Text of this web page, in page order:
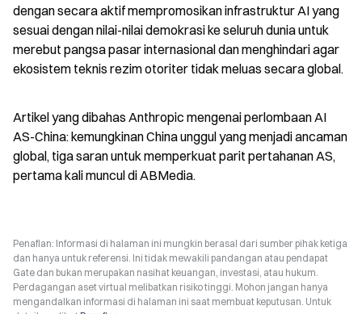
dengan secara aktif mempromosikan infrastruktur AI yang
sesuai dengan nilai-nilai demokrasi ke seluruh dunia untuk
merebut pangsa pasar internasional dan menghindari agar
ekosistem teknis rezim otoriter tidak meluas secara global.
Artikel yang dibahas Anthropic mengenai perlombaan AI
AS-China: kemungkinan China unggul yang menjadi ancaman
global, tiga saran untuk memperkuat parit pertahanan AS,
pertama kali muncul di ABMedia.
Penafian: Informasi di halaman ini mungkin berasal dari sumber pihak ketiga
dan hanya untuk referensi. Ini tidak mewakili pandangan atau pendapat
Gate dan bukan merupakan nasihat keuangan, investasi, atau hukum.
Perdagangan aset virtual melibatkan risiko tinggi. Mohon jangan hanya
mengandalkan informasi di halaman ini saat membuat keputusan. Untuk